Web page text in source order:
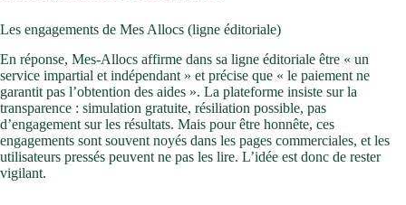
Les engagements de Mes Allocs (ligne éditoriale)
En réponse, Mes-Allocs affirme dans sa ligne éditoriale être « un
service impartial et indépendant » et précise que « le paiement ne
garantit pas l’obtention des aides ». La plateforme insiste sur la
transparence : simulation gratuite, résiliation possible, pas
d’engagement sur les résultats. Mais pour être honnête, ces
engagements sont souvent noyés dans les pages commerciales, et les
utilisateurs pressés peuvent ne pas les lire. L’idée est donc de rester
vigilant.